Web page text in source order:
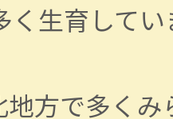
生育してい
方で多く